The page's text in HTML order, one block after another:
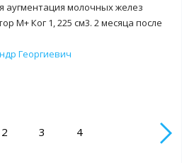
аугментация молочных желез
М+ Ког 1, 225 см3. 2 месяца после
Георгиевич
2 3 4